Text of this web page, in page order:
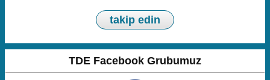
takip edin
TDE Facebook Grubumuz